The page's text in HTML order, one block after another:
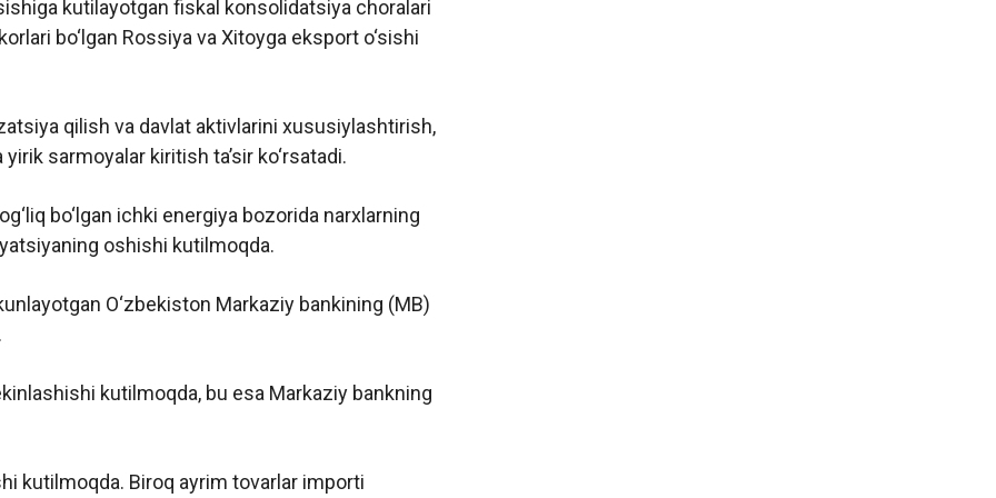
kutilayotgan fiskal konsolidatsiya choralari
bo‘lgan Rossiya va Xitoyga eksport o‘sishi
qilish va davlat aktivlarini xususiylashtirish,
sarmoyalar kiritish ta’sir ko‘rsatadi.
bo‘lgan ichki energiya bozorida narxlarning
oshishi kutilmoqda.
O‘zbekiston Markaziy bankining (MB)
kutilmoqda, bu esa Markaziy bankning
kutilmoqda. Biroq ayrim tovarlar importi